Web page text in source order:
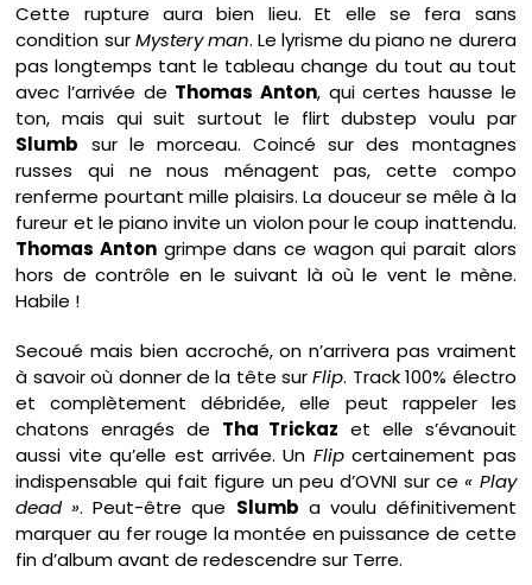
Cette rupture aura bien lieu. Et elle se fera sans
condition surMystery man. Le lyrisme du piano ne durera
pas longtemps tant le tableau change du tout au tout
avec l’arrivée de Thomas Anton, qui certes hausse le
ton, mais qui suit surtout le flirt dubstep voulu par
Slumb sur le morceau. Coincé sur des montagnes
russes qui ne nous ménagent pas, cette compo
renferme pourtant mille plaisirs. La douceur se mêle à la
fureur et le piano invite un violon pour le coup inattendu.
Thomas Anton grimpe dans ce wagon qui parait alors
hors de contrôle en le suivant là où le vent le mène.
Habile !
Secoué mais bien accroché, on n’arrivera pas vraiment
à savoir où donner de la tête surFlip. Track 100% électro
et complètement débridée, elle peut rappeler les
chatons enragés de Tha Trickaz et elle s’évanouit
aussi vite qu’elle est arrivée. Un Flipcertainement pas
indispensable qui fait figure un peu d’OVNI sur ce « Play
dead ». Peut-être que Slumb a voulu définitivement
marquer au fer rouge la montée en puissance de cette
fin d’album avant de redescendre sur Terre.